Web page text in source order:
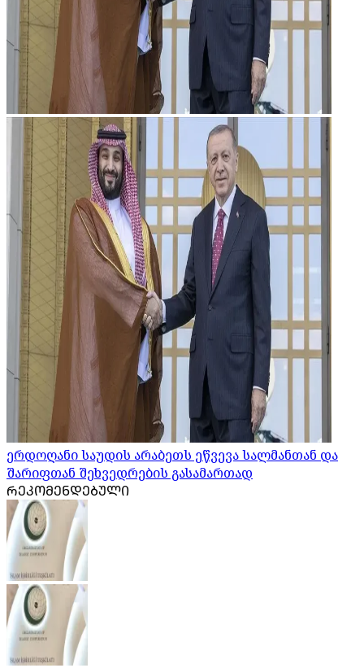
ერდოღანი საუდის არაბეთს ეწვევა სალმანთან და
შარიფთან შეხვედრების გასამართად
ᲠᲔᲙᲝᲛᲔᲜᲓᲔᲑᲣᲚᲘ